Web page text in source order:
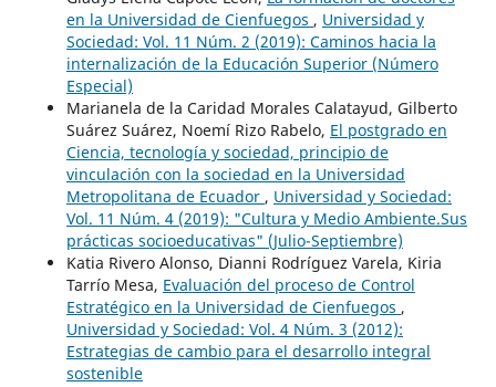
en la Universidad de Cienfuegos , Universidad y
Sociedad: Vol. 11 Núm. 2 (2019): Caminos hacia la
internalización de la Educación Superior (Número
Especial)
Marianela de la Caridad Morales Calatayud, Gilberto
Suárez Suárez, Noemí Rizo Rabelo, El postgrado en
Ciencia, tecnología y sociedad, principio de
vinculación con la sociedad en la Universidad
Metropolitana de Ecuador , Universidad y Sociedad:
Vol. 11 Núm. 4 (2019): "Cultura y Medio Ambiente.Sus
prácticas socioeducativas" (Julio-Septiembre)
Katia Rivero Alonso, Dianni Rodríguez Varela, Kiria
Tarrío Mesa, Evaluación del proceso de Control
Estratégico en la Universidad de Cienfuegos ,
Universidad y Sociedad: Vol. 4 Núm. 3 (2012):
Estrategias de cambio para el desarrollo integral
sostenible